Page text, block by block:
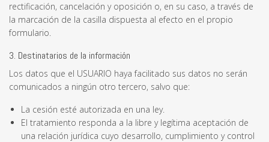
rectificación, cancelación y oposición o, en su caso, a través de
la marcación de la casilla dispuesta al efecto en el propio
formulario.
3. Destinatarios de la información
Los datos que el USUARIO haya facilitado sus datos no serán
comunicados a ningún otro tercero, salvo que:
La cesión esté autorizada en una ley.
El tratamiento responda a la libre y legítima aceptación de
una relación jurídica cuyo desarrollo, cumplimiento y control